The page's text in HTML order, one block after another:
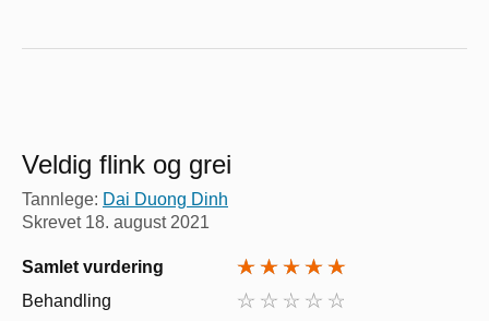
Veldig flink og grei
Tannlege: Dai Duong Dinh
Skrevet 18. august 2021
Samlet vurdering
Behandling